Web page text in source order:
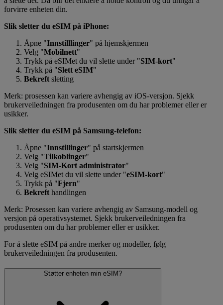
forvirre enheten din.
Slik sletter du eSIM på iPhone:
Åpne "Innstilllinger" på hjemskjermen
Velg "Mobilnett"
Trykk på eSIMet du vil slette under "SIM-kort"
Trykk på "Slett eSIM"
Bekreft sletting
Merk: prosessen kan variere avhengig av iOS-versjon. Sjekk
brukerveiledningen fra produsenten om du har problemer eller er
usikker.
Slik sletter du eSIM på Samsung-telefon:
Åpne "Innstillinger" på startskjermen
Velg "Tilkoblinger"
Velg "SIM-Kort administrator"
Velg eSIMet du vil slette under "eSIM-kort"
Trykk på "Fjern"
Bekreft handlingen
Merk: Prosessen kan variere avhengig av Samsung-modell og
versjon på operativsystemet. Sjekk brukerveiledningen fra
produsenten om du har problemer eller er usikker.
For å slette eSIM på andre merker og modeller, følg
brukerveiledningen fra produsenten.
Støtter enheten min eSIM?